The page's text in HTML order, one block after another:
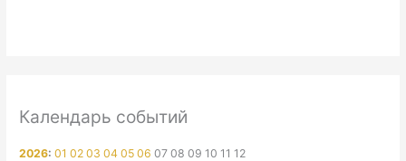
Календарь событий
2026:01 02 03 04 05 06 07 08 09 10 11 12